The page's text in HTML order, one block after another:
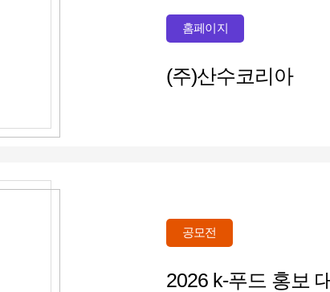
홈페이지
(주)산수코리아
공모전
2026 k-푸드 홍보